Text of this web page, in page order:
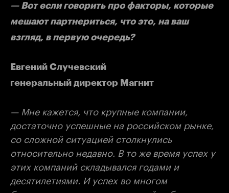
— Вот если говорить про факторы, которые
мешают партнериться, что это, на ваш
взгляд, в первую очередь?
Евгений Случевский
генеральный директор Магнит
— Мне кажется, что крупные компании,
достаточно успешные на российском рынке,
со сложной ситуацией столкнулись
относительно недавно. В то же время успех у
этих компаний складывался годами и
десятилетиями. И успех во многом